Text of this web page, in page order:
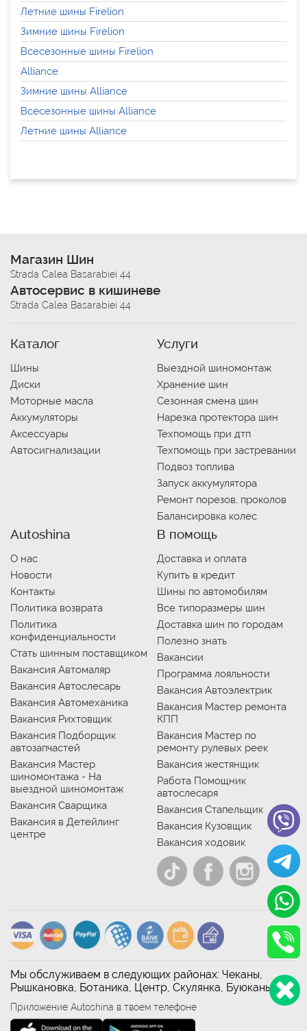
Летние шины Firelion
Зимние шины Firelion
Всесезонные шины Firelion
Alliance
Зимние шины Alliance
Всесезонные шины Alliance
Летние шины Alliance
Магазин Шин
Strada Calea Basarabiei 44
Автосервис в кишиневе
Strada Calea Basarabiei 44
Каталог
Шины
Диски
Моторные масла
Аккумуляторы
Аксессуары
Автосигнализации
Услуги
Выездной шиномонтаж
Хранение шин
Сезонная смена шин
Нарезка протектора шин
Техпомощь при дтп
Техпомощь при застревании
Подвоз топлива
Запуск аккумулятора
Ремонт порезов, проколов
Балансировка колес
Autoshina
О нас
Новости
Контакты
Политика возврата
Политика
конфиденциальности
Стать шинным поставщиком
Вакансия Автомаляр
Вакансия Автослесарь
Вакансия Автомеханика
Вакансия Рихтовщик
Вакансия Подборщик
автозапчастей
Вакансия Мастер
шиномонтажа - На
выездной шиномонтаж
Вакансия Сварщика
Вакансия в Детейлинг
центре
В помощь
Доставка и оплата
Купить в кредит
Шины по автомобилям
Все типоразмеры шин
Доставка шин по городам
Полезно знать
Вакансии
Программа лояльности
Вакансия Автоэлектрик
Вакансия Мастер ремонта
КПП
Вакансия Мастер по
ремонту рулевых реек
Вакансия жестянщик
Работа Помощник
автослесаря
Вакансия Стапельщик
Вакансия Кузовщик
Вакансия ходовик
Мы обслуживаем в следующих районах: Чеканы,
Рышкановка, Ботаника, Центр, Скулянка, Буюканы
Приложение Autoshina в твоем телефоне